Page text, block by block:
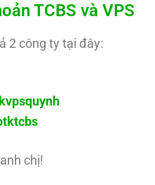
TCBS và VPS
2 công ty tại đây:
chị!